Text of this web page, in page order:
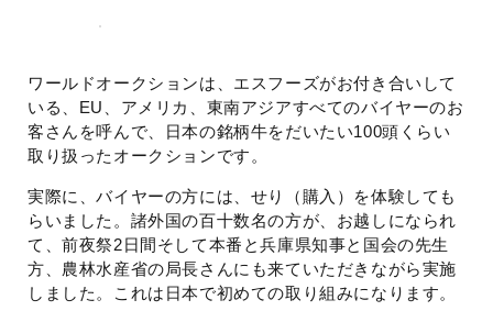
ワールドオークションは、エスフーズがお付き合いして
いる、EU、アメリカ、東南アジアすべてのバイヤーのお
客さんを呼んで、日本の銘柄牛をだいたい100頭くらい
取り扱ったオークションです。
実際に、バイヤーの方には、せり（購入）を体験しても
らいました。諸外国の百十数名の方が、お越しになられ
て、前夜祭2日間そして本番と兵庫県知事と国会の先生
方、農林水産省の局長さんにも来ていただきながら実施
しました。これは日本で初めての取り組みになります。